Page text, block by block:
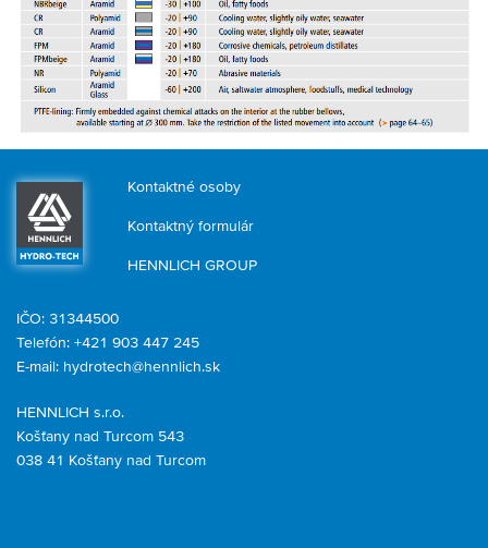
Kontaktné osoby
Kontaktný formulár
HENNLICH GROUP
HENNLICH s.r.o.
Košťany nad Turcom 543
038 41 Košťany nad Turcom
IČO: 31344500
Telefón: +421 903 447 245
E-mail: hydrotech@hennlich.sk